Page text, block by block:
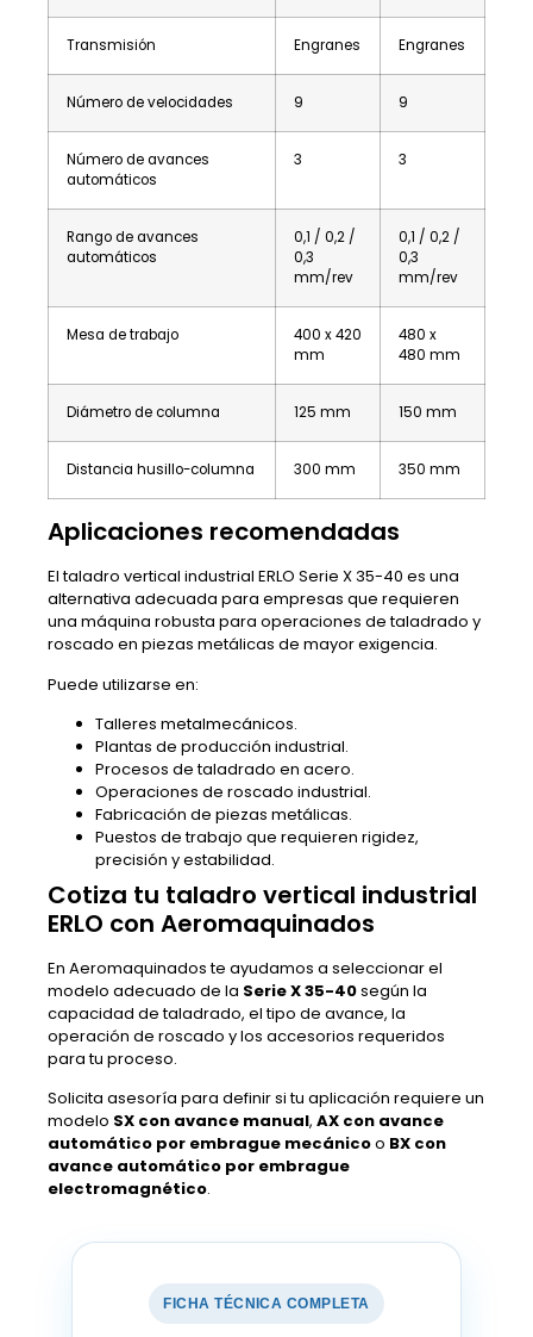
Transmisión Engranes Engranes
Número de velocidades 9 9
Número de avances
automáticos
3 3
Rango de avances
automáticos
0,1 / 0,2 /
0,3
mm/rev
0,1 / 0,2 /
0,3
mm/rev
Mesa de trabajo
400 x 420
mm
480 x
480 mm
Diámetro de columna 125 mm 150 mm
Distancia husillo-columna 300 mm 350 mm
Aplicaciones recomendadas
El taladro vertical industrial ERLO Serie X 35-40 es una
alternativa adecuada para empresas que requieren
una máquina robusta para operaciones de taladrado y
roscado en piezas metálicas de mayor exigencia.
Puede utilizarse en:
Talleres metalmecánicos.
Plantas de producción industrial.
Procesos de taladrado en acero.
Operaciones de roscado industrial.
Fabricación de piezas metálicas.
Puestos de trabajo que requieren rigidez,
precisión y estabilidad.
Cotiza tu taladro vertical industrial
ERLO con Aeromaquinados
En Aeromaquinados te ayudamos a seleccionar el
modelo adecuado de la Serie X 35-40según la
capacidad de taladrado, el tipo de avance, la
operación de roscado y los accesorios requeridos
para tu proceso.
Solicita asesoría para definir si tu aplicación requiere un
modelo SX con avance manual, AX con avance
automático por embrague mecánicoo BX con
avance automático por embrague
electromagnético.
FICHA TÉCNICA COMPLETA